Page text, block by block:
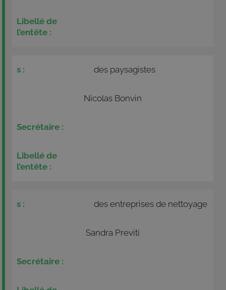
des paysagistes
Nicolas Bonvin
des entreprises de nettoyage
Sandra Previti